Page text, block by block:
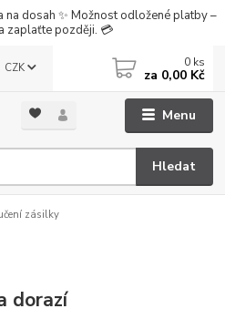
na dosah ✨ Možnost odložené platby –
zaplaťte později. 💳
Menu
CZK
Hledat
0 ks
za 0,00 Kč
zásilky
dorazí